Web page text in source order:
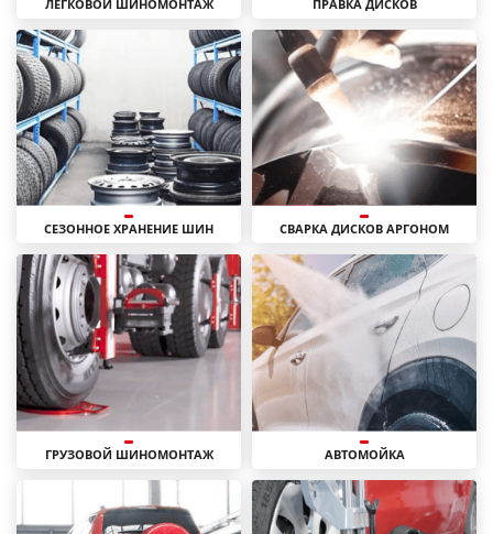
ЛЕГКОВОЙ ШИНОМОНТАЖ ПРАВКА ДИСКОВ
СЕЗОННОЕ ХРАНЕНИЕ ШИН СВАРКА ДИСКОВ АРГОНОМ
ГРУЗОВОЙ ШИНОМОНТАЖ АВТОМОЙКА